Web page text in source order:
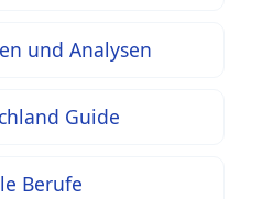
und Analysen
Guide
Berufe